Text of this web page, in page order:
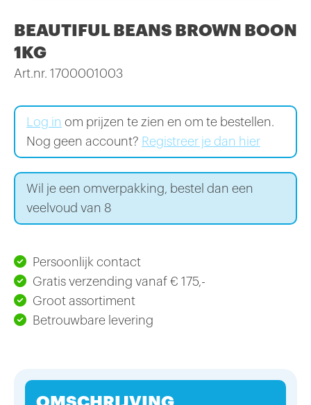
BEAUTIFUL BEANS BROWN BOON
1KG
Art.nr. 1700001003
Log in om prijzen te zien en om te bestellen.
Nog geen account? Registreer je dan hier
Wil je een omverpakking, bestel dan een
veelvoud van 8
Persoonlijk contact
Gratis verzending vanaf € 175,-
Groot assortiment
Betrouwbare levering